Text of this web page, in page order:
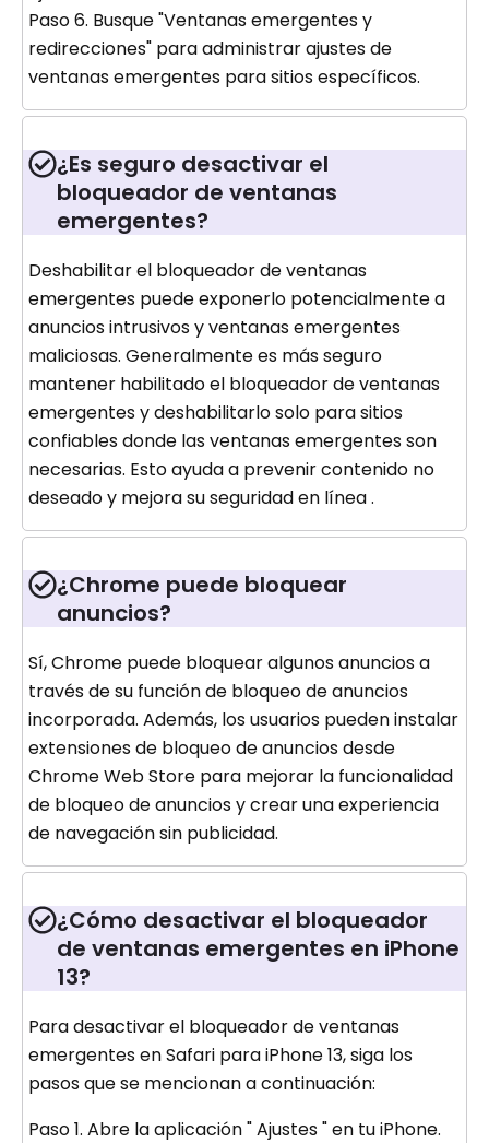
Paso 6. Busque "Ventanas emergentes y
redirecciones" para administrar ajustes de
ventanas emergentes para sitios específicos.
¿Es seguro desactivar el
bloqueador de ventanas
emergentes?
Deshabilitar el bloqueador de ventanas
emergentes puede exponerlo potencialmente a
anuncios intrusivos y ventanas emergentes
maliciosas. Generalmente es más seguro
mantener habilitado el bloqueador de ventanas
emergentes y deshabilitarlo solo para sitios
confiables donde las ventanas emergentes son
necesarias. Esto ayuda a prevenir contenido no
deseado y mejora su seguridad en línea .
¿Chrome puede bloquear
anuncios?
Sí, Chrome puede bloquear algunos anuncios a
través de su función de bloqueo de anuncios
incorporada. Además, los usuarios pueden instalar
extensiones de bloqueo de anuncios desde
Chrome Web Store para mejorar la funcionalidad
de bloqueo de anuncios y crear una experiencia
de navegación sin publicidad.
¿Cómo desactivar el bloqueador
de ventanas emergentes en iPhone
13?
Para desactivar el bloqueador de ventanas
emergentes en Safari para iPhone 13, siga los
pasos que se mencionan a continuación:
Paso 1. Abre la aplicación " Ajustes " en tu iPhone.